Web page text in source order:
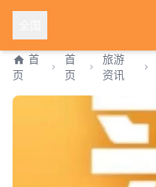
首
页
首
页
旅游
资讯